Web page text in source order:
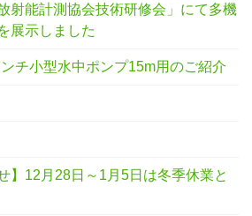
射能計測協会技術研修会」にて多機
展示しました
チ小型水中ポンプ15m用のご紹介
】12月28日～1月5日は冬季休業と